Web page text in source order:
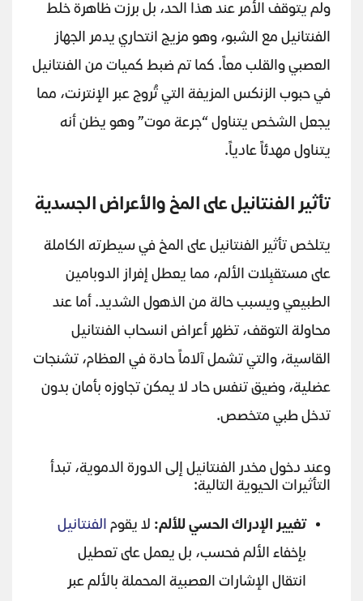
ولم يتوقف الأمر عند هذا الحد، بل برزت ظاهرة خلط
الفنتانيل مع الشبو، وهو مزيج انتحاري يدمر الجهاز
العصبي والقلب معاً. كما تم ضبط كميات من الفنتانيل
في حبوب الزنكس المزيفة التي تُروج عبر الإنترنت، مما
يجعل الشخص يتناول “جرعة موت” وهو يظن أنه
يتناول مهدئاً عادياً.
تأثير الفنتانيل على المخ والأعراض الجسدية
يتلخص تأثير الفنتانيل على المخ في سيطرته الكاملة
على مستقبِلات الألم، مما يعطل إفراز الدوبامين
الطبيعي ويسبب حالة من الذهول الشديد. أما عند
محاولة التوقف، تظهر أعراض انسحاب الفنتانيل
القاسية، والتي تشمل آلاماً حادة في العظام، تشنجات
عضلية، وضيق تنفس حاد لا يمكن تجاوزه بأمان بدون
تدخل طبي متخصص.
وعند دخول مخدر الفنتانيل إلى الدورة الدموية، تبدأ
التأثيرات الحيوية التالية:
تغيير الإدراك الحسي للألم: لا يقوم الفنتانيل
بإخفاء الألم فحسب، بل يعمل على تعطيل
انتقال الإشارات العصبية المحملة بالألم عبر